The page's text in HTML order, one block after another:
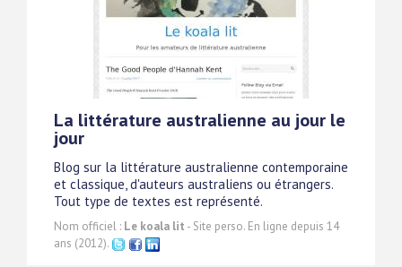
La littérature australienne au jour le
jour
Blog sur la littérature australienne contemporaine
et classique, d'auteurs australiens ou étrangers.
Tout type de textes est représenté.
Nom officiel : Le koala lit - Site perso. En ligne depuis 14
ans (2012).